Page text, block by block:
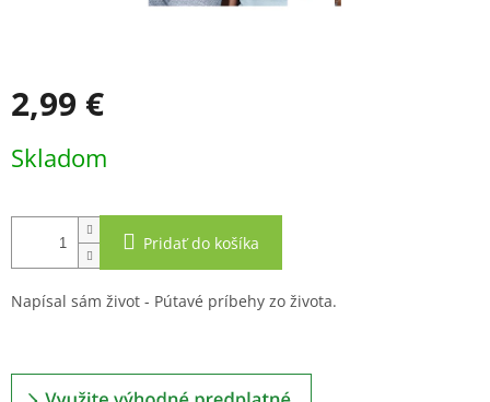
2,99 €
cena:
Skladom
Pridať do košíka
Napísal sám život - Pútavé príbehy zo života.